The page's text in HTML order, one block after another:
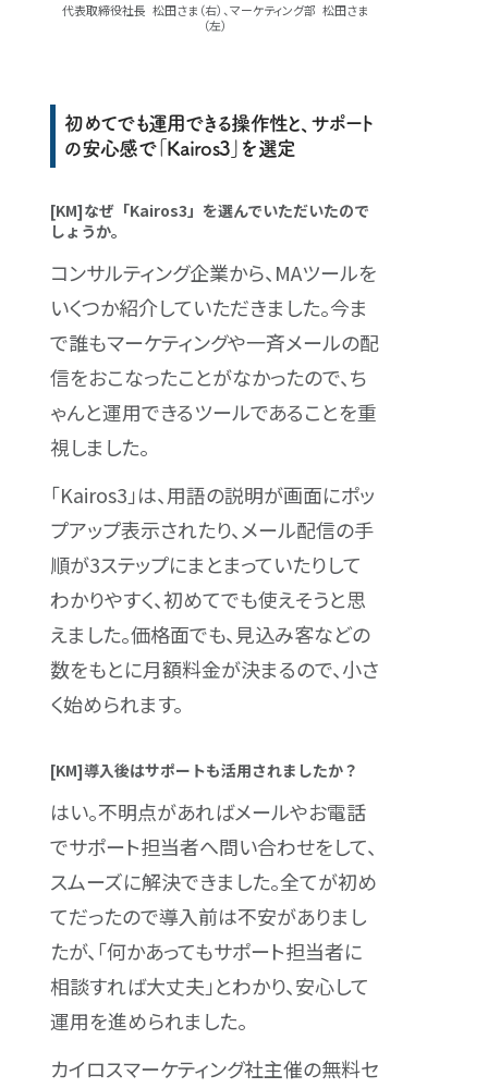
代表取締役社長 松田さま（右）、マーケティング部 松田さま
（左）
初めてでも運用できる操作性と、サポート
の安心感で「Kairos3」を選定
[KM]なぜ「Kairos3」を選んでいただいたので
しょうか。
コンサルティング企業から、MAツールを
いくつか紹介していただきました。今ま
で誰もマーケティングや一斉メールの配
信をおこなったことがなかったので、ち
ゃんと運用できるツールであることを重
視しました。
「Kairos3」は、用語の説明が画面にポッ
プアップ表示されたり、メール配信の手
順が3ステップにまとまっていたりして
わかりやすく、初めてでも使えそうと思
えました。価格面でも、見込み客などの
数をもとに月額料金が決まるので、小さ
く始められます。
[KM]導入後はサポートも活用されましたか？
はい。不明点があればメールやお電話
でサポート担当者へ問い合わせをして、
スムーズに解決できました。全てが初め
てだったので導入前は不安がありまし
たが、「何かあってもサポート担当者に
相談すれば大丈夫」とわかり、安心して
運用を進められました。
カイロスマーケティング社主催の無料セ